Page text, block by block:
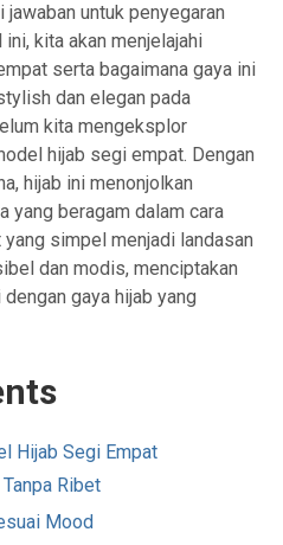
untuk penyegaran
kita akan menjelajahi
serta bagaimana gaya ini
dan elegan pada
kita mengeksplor
hijab segi empat. Dengan
hijab ini menonjolkan
yang beragam dalam cara
simpel menjadi landasan
dan modis, menciptakan
gaya hijab yang
Hijab Segi Empat
Ribet
Mood